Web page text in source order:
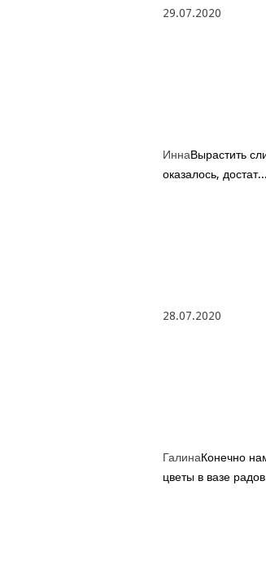
29.07.2020
ИннаВырастить
оказалось, достат...
28.07.2020
ГалинаКонечно
цветы в вазе